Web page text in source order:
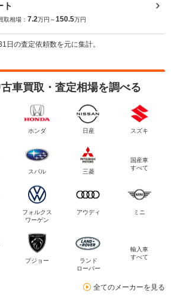
ト
取相場： 7.2万円～150.5万円
の査定依頼数を元に集計。
車買取・査定相場を調べる
ホンダ 日産 スズキ
スバル 三菱
国産車
すべて
フォルクス
ワーゲン
アウディ ミニ
プジョー
ランド
ローバー
輸入車
すべて
全てのメーカーを見る